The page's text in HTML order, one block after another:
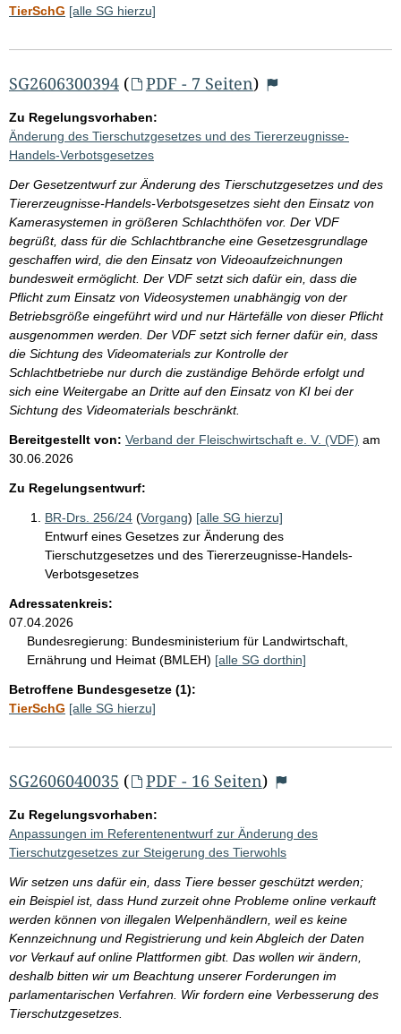
TierSchG [alle SG hierzu]
SG2606300394 ( PDF - 7 Seiten)
Zu Regelungsvorhaben:
Änderung des Tierschutzgesetzes und des Tiererzeugnisse-
Handels-Verbotsgesetzes
Der Gesetzentwurf zur Änderung des Tierschutzgesetzes und des
Tiererzeugnisse-Handels-Verbotsgesetzes sieht den Einsatz von
Kamerasystemen in größeren Schlachthöfen vor. Der VDF
begrüßt, dass für die Schlachtbranche eine Gesetzesgrundlage
geschaffen wird, die den Einsatz von Videoaufzeichnungen
bundesweit ermöglicht. Der VDF setzt sich dafür ein, dass die
Pflicht zum Einsatz von Videosystemen unabhängig von der
Betriebsgröße eingeführt wird und nur Härtefälle von dieser Pflicht
ausgenommen werden. Der VDF setzt sich ferner dafür ein, dass
die Sichtung des Videomaterials zur Kontrolle der
Schlachtbetriebe nur durch die zuständige Behörde erfolgt und
sich eine Weitergabe an Dritte auf den Einsatz von KI bei der
Sichtung des Videomaterials beschränkt.
Bereitgestellt von: Verband der Fleischwirtschaft e. V. (VDF) am
30.06.2026
Zu Regelungsentwurf:
BR-Drs. 256/24 (Vorgang) [alle SG hierzu]
Entwurf eines Gesetzes zur Änderung des
Tierschutzgesetzes und des Tiererzeugnisse-Handels-
Verbotsgesetzes
Adressatenkreis:
07.04.2026
Bundesregierung: Bundesministerium für Landwirtschaft,
Ernährung und Heimat (BMLEH) [alle SG dorthin]
Betroffene Bundesgesetze (1):
TierSchG [alle SG hierzu]
SG2606040035 ( PDF - 16 Seiten)
Zu Regelungsvorhaben:
Anpassungen im Referentenentwurf zur Änderung des
Tierschutzgesetzes zur Steigerung des Tierwohls
Wir setzen uns dafür ein, dass Tiere besser geschützt werden;
ein Beispiel ist, dass Hund zurzeit ohne Probleme online verkauft
werden können von illegalen Welpenhändlern, weil es keine
Kennzeichnung und Registrierung und kein Abgleich der Daten
vor Verkauf auf online Plattformen gibt. Das wollen wir ändern,
deshalb bitten wir um Beachtung unserer Forderungen im
parlamentarischen Verfahren. Wir fordern eine Verbesserung des
Tierschutzgesetzes.